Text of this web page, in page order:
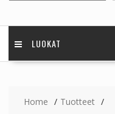
LUOKAT
Home
Tuotteet